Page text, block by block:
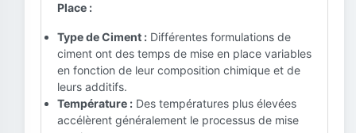
Place :
Type de Ciment : Différentes formulations de
ciment ont des temps de mise en place variables
en fonction de leur composition chimique et de
leurs additifs.
Température : Des températures plus élevées
accélèrent généralement le processus de mise